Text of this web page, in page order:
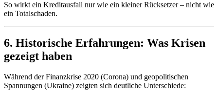
So wirkt ein Kreditausfall nur wie ein kleiner Rücksetzer – nicht wie
ein Totalschaden.
6. Historische Erfahrungen: Was Krisen
gezeigt haben
Während der Finanzkrise 2020 (Corona) und geopolitischen
Spannungen (Ukraine) zeigten sich deutliche Unterschiede: